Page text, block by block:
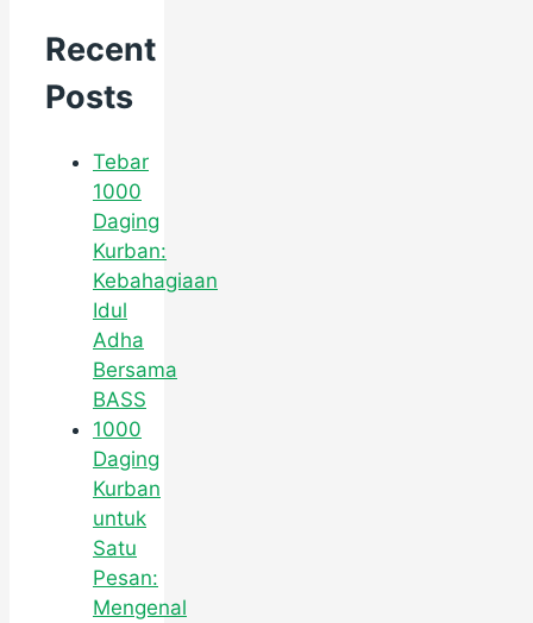
Recent
Posts
Tebar
1000
Daging
Kurban:
Kebahagiaan
Idul
Adha
Bersama
BASS
1000
Daging
Kurban
untuk
Satu
Pesan:
Mengenal